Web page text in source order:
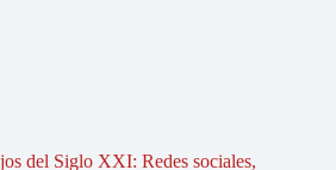
del Siglo XXI: Redes sociales,